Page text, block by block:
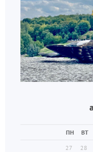
ПН ВТ
27
28